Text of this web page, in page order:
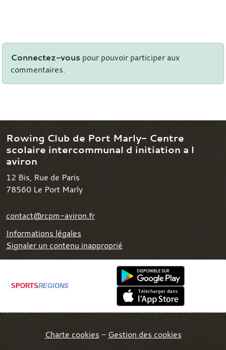
Connectez-vous pour pouvoir participer aux
commentaires.
Rowing Club de Port Marly- Centre
scolaire intercommunal d initiation a l
aviron
12 Bis, Rue de Paris
78560 Le Port Marly
contact@rcpm-aviron.fr
Informations légales
Signaler un contenu inapproprié
SPORTSREGIONS
Charte cookies Gestion des cookies